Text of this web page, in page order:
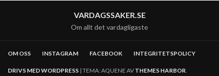
VARDAGSSAKER.SE
Om allt det vardagligaste
OM OSS INSTAGRAM FACEBOOK INTEGRITETSPOLICY
DRIVS MED WORDPRESS | TEMA: AQUENE AV THEMES HARBOR.